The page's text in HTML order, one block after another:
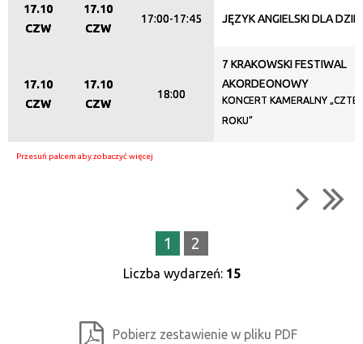
17.10
CZW
17.10
CZW
17:00-17:45 JĘZYK ANGIELSKI DLA
17.10
CZW
17.10
CZW
18:00
7 KRAKOWSKI FESTIWAL
AKORDEONOWY
KONCERT KAMERALNY
ROKU”
1 2
Liczba wydarzeń: 15
Pobierz zestawienie w pliku PDF